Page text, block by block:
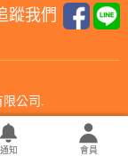
蹤我們
公司.